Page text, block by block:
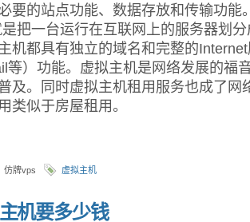
要的站点功能、数据存放和传输功能
是把一台运行在互联网上的服务器划
机都具有独立的域名和完整的
等）功能。虚拟主机是网络发展的福
及。同时虚拟主机租用服务也成了网
类似于房屋租用。
仿牌vps 虚拟主机
机要多少钱